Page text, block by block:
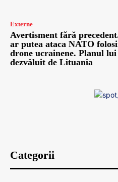
Externe
Avertisment fără
ar putea ataca NATO
drone ucrainene. Planul
dezvăluit de Lituania
Categorii